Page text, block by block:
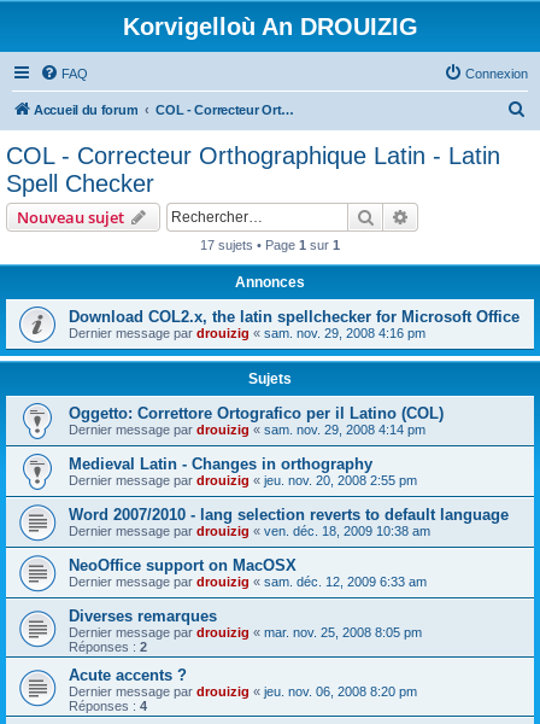
Korvigelloù An DROUIZIG
FAQ Connexion
Accueil du forum COL - Correcteur Orthographique Latin - Latin Spell Checker
COL - Correcteur Orthographique Latin - Latin
Spell Checker
Nouveau sujet Rechercher
17 sujets • Page 1 sur 1
Annonces
Download COL2.x, the latin spellchecker for Microsoft Office
Dernier message par drouizig « sam. nov. 29, 2008 4:16 pm
Sujets
Oggetto: Correttore Ortografico per il Latino (COL)
Dernier message par drouizig « sam. nov. 29, 2008 4:14 pm
Medieval Latin - Changes in orthography
Dernier message par drouizig « jeu. nov. 20, 2008 2:55 pm
Word 2007/2010 - lang selection reverts to default language
Dernier message par drouizig « ven. déc. 18, 2009 10:38 am
NeoOffice support on MacOSX
Dernier message par drouizig « sam. déc. 12, 2009 6:33 am
Diverses remarques
Dernier message par drouizig « mar. nov. 25, 2008 8:05 pm
Réponses : 2
Acute accents ?
Dernier message par drouizig « jeu. nov. 06, 2008 8:20 pm
Réponses : 4